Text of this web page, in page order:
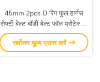
45mm 2pcs D रिंग फुल हार्नेस
सेफ्टी बेल्ट बॉडी बेल्ट फॉल प्रोटेक्शन
ग्रीन ब्लैक
सर्वोत्तम मूल्य प्राप्त करें